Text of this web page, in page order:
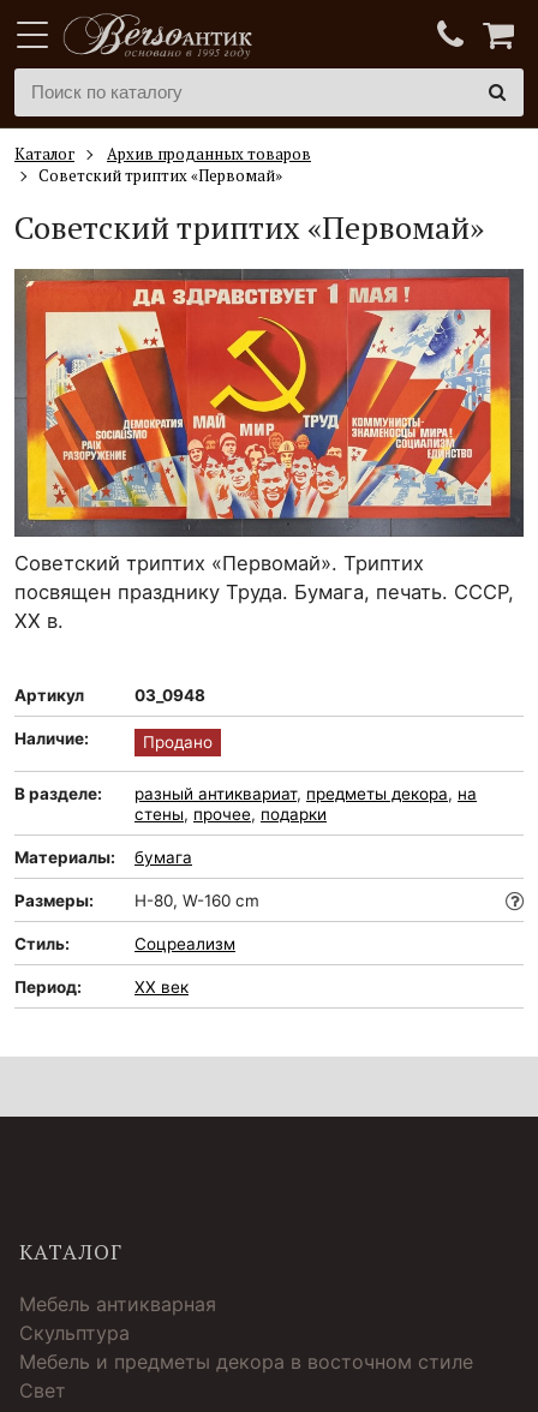
Каталог
Архив проданных товаров
Советский триптих «Первомай»
Советский триптих «Первомай»
Советский триптих «Первомай». Триптих
посвящен празднику Труда. Бумага, печать. СССР,
ХХ в.
Артикул 03_0948
Наличие: Продано
В разделе: разный антиквариат, предметы декора, на
стены, прочее, подарки
Материалы: бумага
Размеры: H-80, W-160 cm
Стиль: Соцреализм
Период: XX век
КАТАЛОГ
Мебель антикварная
Скульптура
Мебель и предметы декора в восточном стиле
Свет